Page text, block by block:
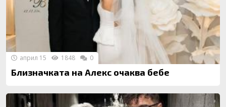
Близначката на Алекс очаква бебе
април 15 1848 0